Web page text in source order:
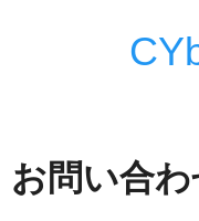
お問い合わ